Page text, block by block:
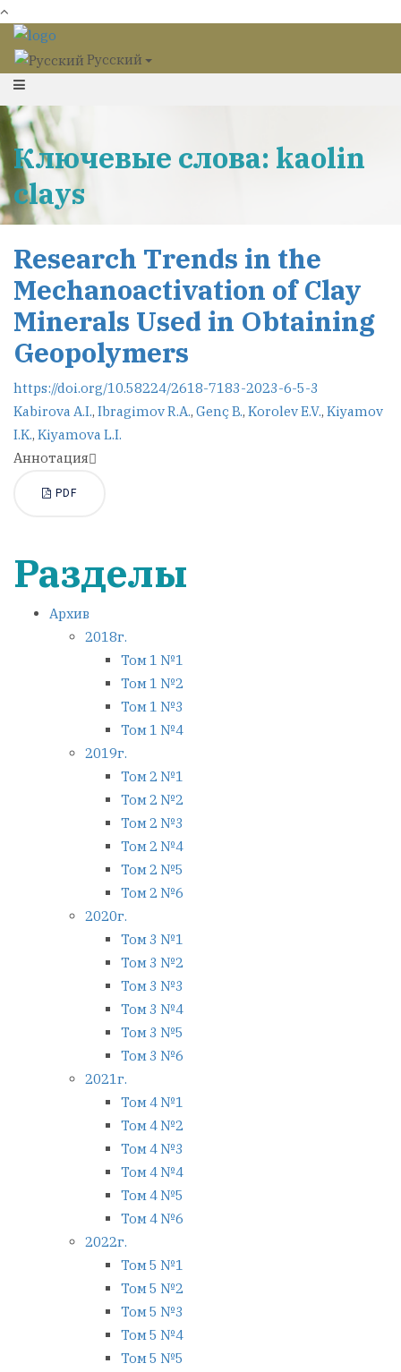
Русский
Ключевые слова: kaolin
clays
Research Trends in the
Mechanoactivation of Clay
Minerals Used in Obtaining
Geopolymers
https://doi.org/10.58224/2618-7183-2023-6-5-3
Kabirova A.I., Ibragimov R.A., Genç B., Korolev E.V., Kiyamov
I.K., Kiyamova L.I.
Аннотация
PDF
Разделы
Архив
2018г.
Том 1 №1
Том 1 №2
Том 1 №3
Том 1 №4
2019г.
Том 2 №1
Том 2 №2
Том 2 №3
Том 2 №4
Том 2 №5
Том 2 №6
2020г.
Том 3 №1
Том 3 №2
Том 3 №3
Том 3 №4
Том 3 №5
Том 3 №6
2021г.
Том 4 №1
Том 4 №2
Том 4 №3
Том 4 №4
Том 4 №5
Том 4 №6
2022г.
Том 5 №1
Том 5 №2
Том 5 №3
Том 5 №4
Том 5 №5